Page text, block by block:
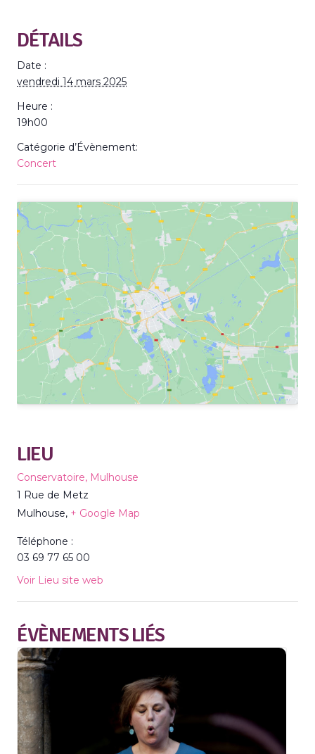
DÉTAILS
Date :
vendredi 14 mars 2025
Heure :
19h00
Catégorie d’Évènement:
Concert
LIEU
Conservatoire, Mulhouse
1 Rue de Metz
Mulhouse, + Google Map
Téléphone :
03 69 77 65 00
Voir Lieu site web
ÉVÈNEMENTS LIÉS